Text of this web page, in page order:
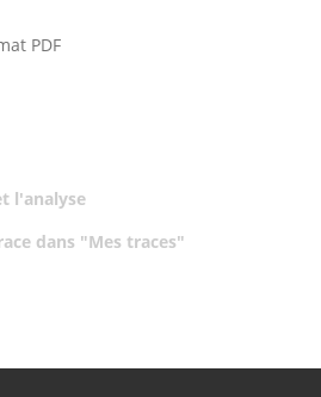
PDF
l'analyse
dans "Mes traces"